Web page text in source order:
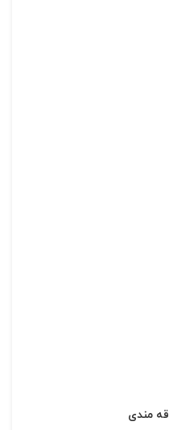
مندی